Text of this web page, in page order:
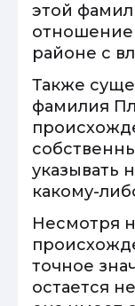
этой
районе с
Также
фамилия
указывать
какому-
Несмотря
точное
остается